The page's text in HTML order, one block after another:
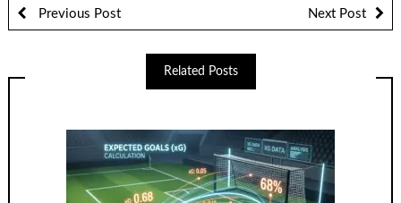
Previous Post Next Post
Related Posts